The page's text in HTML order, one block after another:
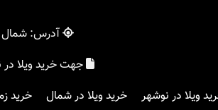
آدرس: شمال -
جهت خرید ویلا